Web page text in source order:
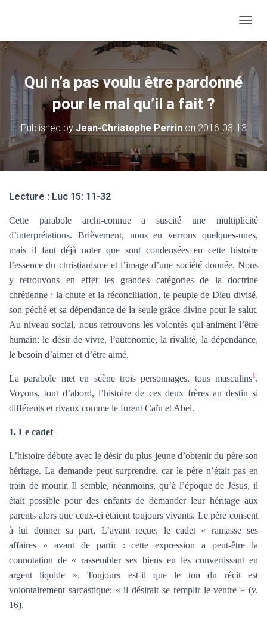
U
V
/
E
R
M
E
R
V
I
A
T
I
O
Qui n’a pas voulu être pardonné
pour le mal qu’il a fait ?
Published by Jean-Christophe Perrinon 2016-03-13
Lecture : Luc 15: 11-32
Cette parabole archi-connue a suscité une multiplicité
d’interprétations. Brièvement, nous en verrons quelques-unes,
mais il faut déjà noter que sont condensées en cette histoire
l’essence du christianisme et l’image d’une société donnée. Nous
y retrouvons en effet les grandes catégories de la doctrine
chrétienne : la chute et la réconciliation, le peuple de Dieu divisé,
son péché et sa dépendance de la seule grâce divine pour le salut.
Au niveau social, nous retrouvons les volontés qui animent l’être
humain: le désir de vivre, l’autonomie, la rivalité, la dépendance,
le besoin d’aimer et d’être aimé.
La parabole met en scène trois personnages, tous masculins1.
Voyons, tout d’abord, l’histoire de ces deux frères au destin si
différents et rivaux comme le furent Caïn et Abel.
1. Le cadet
L’histoire débute avec le désir du plus jeune d’obtenir du père son
héritage. La demande peut surprendre, car le père n’était pas en
train de mourir. Il semble, néanmoins, qu’à l’époque de Jésus, il
était possible pour des enfants de demander leur héritage aux
parents alors que ceux-ci étaient toujours vivants. Le père consent
à lui donner sa part. L’ayant reçue, le cadet « ramasse ses
affaires » avant de partir : cette expression a peut-être la
connotation de « rassembler ses biens en les convertissant en
argent liquide ». Toujours est-il que le ton du récit est
volontairement sarcastique: « il désirait se remplir le ventre » (v.
16).